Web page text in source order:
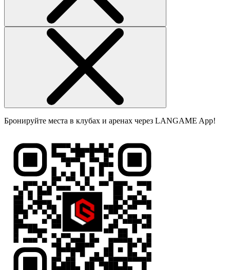
Бронируйте места в клубах и аренах через LANGAME App!